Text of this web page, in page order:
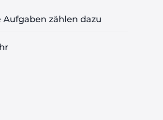
zählen dazu